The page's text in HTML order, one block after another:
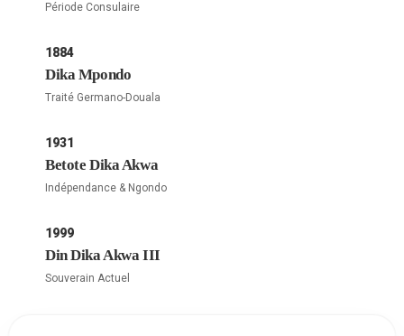
Période Consulaire
1884
Dika Mpondo
Traité Germano-Douala
1931
Betote Dika Akwa
Indépendance & Ngondo
1999
Din Dika Akwa III
Souverain Actuel